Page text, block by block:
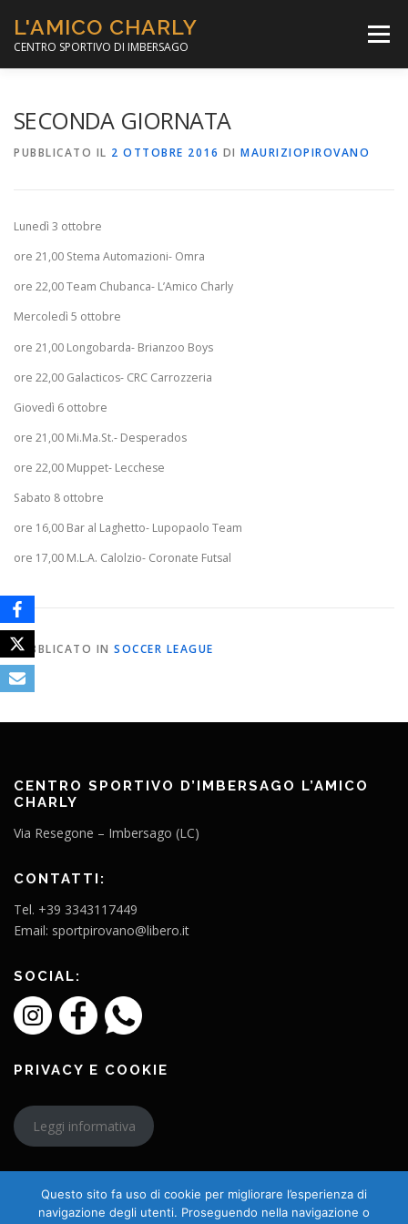
contenuto
L'AMICO CHARLY
CENTRO SPORTIVO DI IMBERSAGO
Menù
SECONDA GIORNATA
PUBBLICATO IL 2 OTTOBRE 2016 DI MAURIZIOPIROVANO
Lunedì 3 ottobre
ore 21,00 Stema Automazioni- Omra
ore 22,00 Team Chubanca- L’Amico Charly
Mercoledì 5 ottobre
ore 21,00 Longobarda- Brianzoo Boys
ore 22,00 Galacticos- CRC Carrozzeria
Giovedì 6 ottobre
ore 21,00 Mi.Ma.St.- Desperados
ore 22,00 Muppet- Lecchese
Sabato 8 ottobre
ore 16,00 Bar al Laghetto- Lupopaolo Team
ore 17,00 M.L.A. Calolzio- Coronate Futsal
PUBBLICATO IN SOCCER LEAGUE
CENTRO SPORTIVO D’IMBERSAGO L’AMICO
CHARLY
Via Resegone – Imbersago (LC)
CONTATTI:
Tel. +39 3343117449
Email: sportpirovano@libero.it
SOCIAL:
PRIVACY E COOKIE
Leggi informativa
Questo sito fa uso di cookie per migliorare l’esperienza di
navigazione degli utenti. Proseguendo nella navigazione o